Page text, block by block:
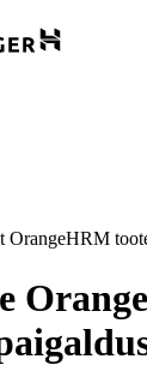
OrangeHRM